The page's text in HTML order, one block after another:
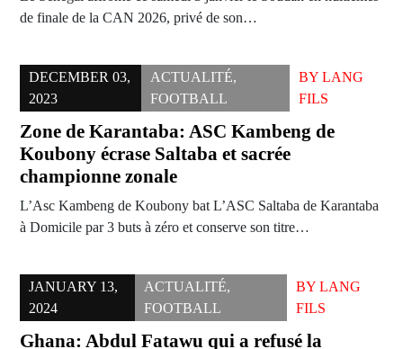
de finale de la CAN 2026, privé de son…
DECEMBER 03,
2023
ACTUALITÉ,
FOOTBALL
BY LANG
FILS
Zone de Karantaba: ASC Kambeng de
Koubony écrase Saltaba et sacrée
championne zonale
L’Asc Kambeng de Koubony bat L’ASC Saltaba de Karantaba
à Domicile par 3 buts à zéro et conserve son titre…
JANUARY 13,
2024
ACTUALITÉ,
FOOTBALL
BY LANG
FILS
Ghana: Abdul Fatawu qui a refusé la